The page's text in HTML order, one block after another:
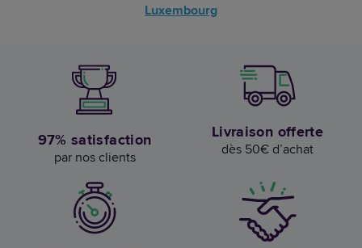
Luxembourg
97% satisfaction
par nos clients
Livraison offerte
dès 50€ d’achat